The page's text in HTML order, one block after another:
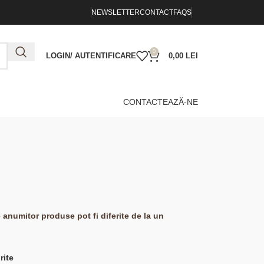
NEWSLETTERCONTACTFAQS
LOGIN/ AUTENTIFICARE
0
0,00 LEI
CONTACTEAZĂ-NE
produse pot fi diferite de la un